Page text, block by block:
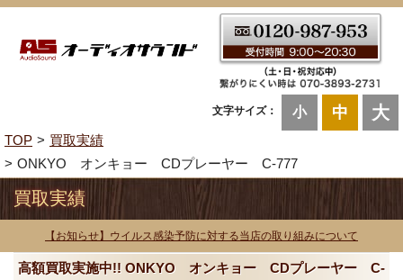
文字サイズ： 小 中 大
TOP
買取実績
ONKYO オンキョー CDプレーヤー C-777
買取実績
【お知らせ】ウイルス感染予防に対する当店の取り組みについて
高額買取実施中!! ONKYO オンキョー CDプレーヤー C-